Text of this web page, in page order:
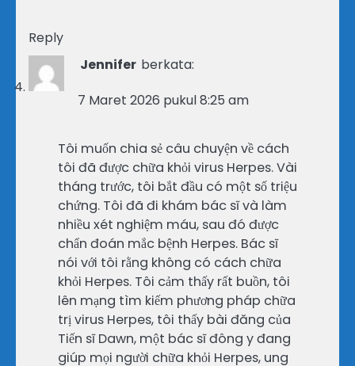
Reply
Jennifer berkata:
7 Maret 2026 pukul 8:25 am
Tôi muốn chia sẻ câu chuyện về cách
tôi đã được chữa khỏi virus Herpes. Vài
tháng trước, tôi bắt đầu có một số triệu
chứng. Tôi đã đi khám bác sĩ và làm
nhiều xét nghiệm máu, sau đó được
chẩn đoán mắc bệnh Herpes. Bác sĩ
nói với tôi rằng không có cách chữa
khỏi Herpes. Tôi cảm thấy rất buồn, tôi
lên mạng tìm kiếm phương pháp chữa
trị virus Herpes, tôi thấy bài đăng của
Tiến sĩ Dawn, một bác sĩ đông y đang
giúp mọi người chữa khỏi Herpes, ung